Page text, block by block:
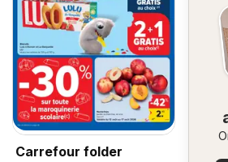
Carrefour folder